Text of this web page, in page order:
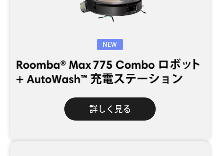
NEW
詳しく見る